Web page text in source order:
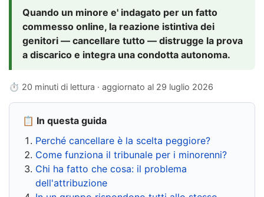
Quando un minore e' indagato per un fatto
commesso online, la reazione istintiva dei
genitori — cancellare tutto — distrugge la prova
a discarico e integra una condotta autonoma.
⏱ 20 minuti di lettura · aggiornato al 29 luglio 2026
📋 In questa guida
Perché cancellare è la scelta peggiore?
Come funziona il tribunale per i minorenni?
Chi ha fatto che cosa: il problema
dell'attribuzione